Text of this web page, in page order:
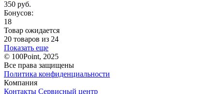
350 руб.
Бонусов:
18
Товар ожидается
20 товаров из 24
Показать еще
© 100Point, 2025
Все права защищены
Политика конфиденциальности
Компания
Контакты Сервисный центр